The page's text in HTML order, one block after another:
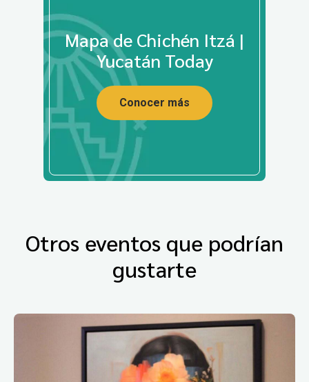
Mapa de Chichén Itzá |
Yucatán Today
Conocer más
Otros eventos que podrían
gustarte